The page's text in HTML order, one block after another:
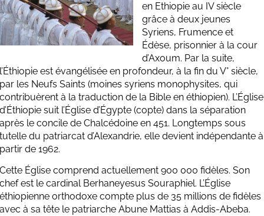
en Ethiopie au IV siècle
grâce à deux jeunes
Syriens, Frumence et
Édèse, prisonnier à la cour
d’Axoum. Par la suite,
l’Éthiopie est évangélisée en profondeur, à la fin du V° siècle,
par les Neufs Saints (moines syriens monophysites, qui
contribuèrent à la traduction de la Bible en éthiopien). L’Église
d’Éthiopie suit l’Église d’Égypte (copte) dans la séparation
après le concile de Chalcédoine en 451. Longtemps sous
tutelle du patriarcat d’Alexandrie, elle devient indépendante à
partir de 1962.
Cette Église comprend actuellement 900 000 fidèles. Son
chef est le cardinal Berhaneyesus Souraphiel. L’Église
éthiopienne orthodoxe compte plus de 35 millions de fidèles
avec à sa tête le patriarche Abune Mattias à Addis-Abeba.